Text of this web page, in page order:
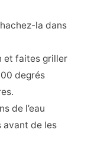
la dans
et faites griller
degrés
de l’eau
avant de les